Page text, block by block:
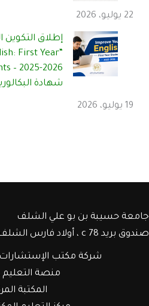
22 يوليو، 2026
First Year
شهادة
19 يوليو، 2026
جامعة حسيبة بن بو علي الشلف
صندوق بريد c 78 ، أولاد فارس الشلف 02180، الجزائر
شركة مكتب الإستشارات
منصة
المكتبة